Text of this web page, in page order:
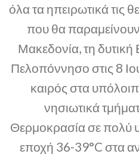
όλα τα ηπειρωτικά τις
που θα
Μακεδονία, τη δυτική
Πελοπόννησο στις 8
καιρός στα
νησιωτικά
Θερμοκρασία σε πολύ
εποχή 36-39°C στα